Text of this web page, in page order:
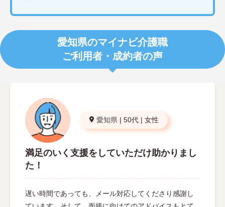
愛知県のマイナビ介護職
ご利用者・成約者の声
愛知県 | 50代 | 女性
満足のいく支援をしていただけ助かりまし
た！
遅い時間であっても、メール対応してくださり感謝し